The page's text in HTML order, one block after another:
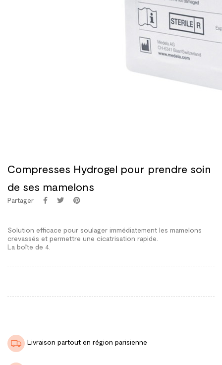
Compresses Hydrogel pour prendre soin
de ses mamelons
Partager
Solution efficace pour soulager immédiatement les mamelons
crevassés et permettre une cicatrisation rapide.
La boîte de 4.
Livraison partout en région parisienne